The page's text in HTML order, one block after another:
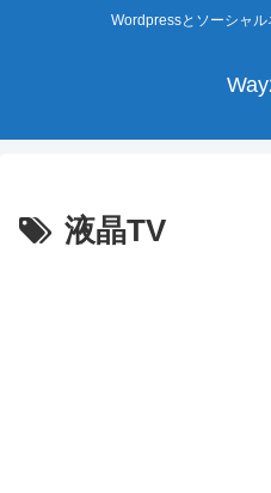
Wordpressとソーシャ
液晶TV